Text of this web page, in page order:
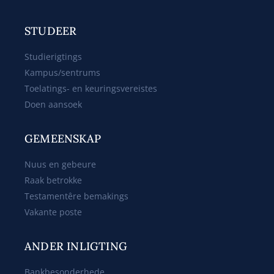
STUDEER
Studierigtings
Kampus/sentrums
Toelatings- en keuringsvereistes
Doen aansoek
GEMEENSKAP
Nuus en gebeure
Raak betrokke
Testamentêre bemakings
Vakante poste
ANDER INLIGTING